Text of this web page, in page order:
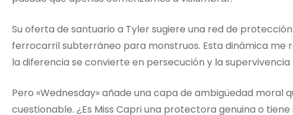
Su oferta de santuario a Tyler sugiere una red de
ferrocarril subterráneo para monstruos. Esta dinámica me
la diferencia se convierte en persecución y la
Pero «Wednesday» añade una capa de ambigüedad moral
cuestionable. ¿Es Miss Capri una protectora genuina o